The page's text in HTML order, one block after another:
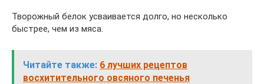
Творожный белок усваивается долго, но несколько
быстрее, чем из мяса.
Читайте также: 6 лучших рецептов
восхитительного овсяного печенья